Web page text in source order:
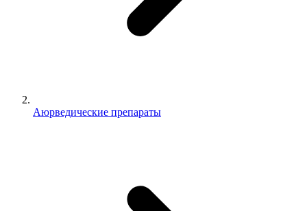
Аюрведические препараты